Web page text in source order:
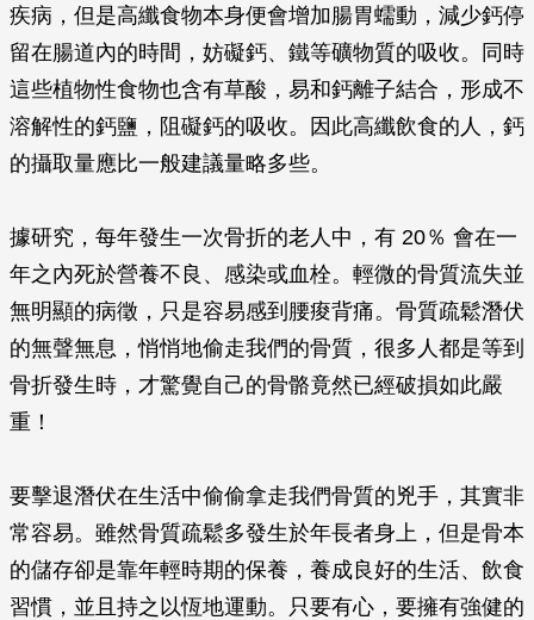
疾病，但是高纖食物本身便會增加腸胃蠕動，減少鈣停
留在腸道內的時間，妨礙鈣、鐵等礦物質的吸收。同時
這些植物性食物也含有草酸，易和鈣離子結合，形成不
溶解性的鈣鹽，阻礙鈣的吸收。因此高纖飲食的人，鈣
的攝取量應比一般建議量略多些。
據研究，每年發生一次骨折的老人中，有 20％ 會在一
年之內死於營養不良、感染或血栓。輕微的骨質流失並
無明顯的病徵，只是容易感到腰痠背痛。骨質疏鬆潛伏
的無聲無息，悄悄地偷走我們的骨質，很多人都是等到
骨折發生時，才驚覺自己的骨骼竟然已經破損如此嚴
重！
要擊退潛伏在生活中偷偷拿走我們骨質的兇手，其實非
常容易。雖然骨質疏鬆多發生於年長者身上，但是骨本
的儲存卻是靠年輕時期的保養，養成良好的生活、飲食
習慣，並且持之以恆地運動。只要有心，要擁有強健的